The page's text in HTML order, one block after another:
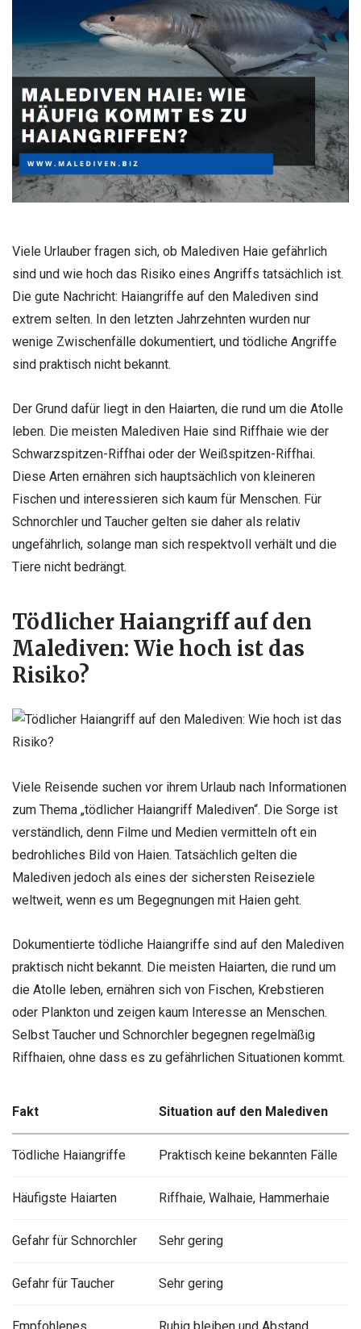
Viele Urlauber fragen sich, ob Malediven Haie gefährlich
sind und wie hoch das Risiko eines Angriffs tatsächlich ist.
Die gute Nachricht: Haiangriffe auf den Malediven sind
extrem selten. In den letzten Jahrzehnten wurden nur
wenige Zwischenfälle dokumentiert, und tödliche Angriffe
sind praktisch nicht bekannt.
Der Grund dafür liegt in den Haiarten, die rund um die Atolle
leben. Die meisten Malediven Haie sind Riffhaie wie der
Schwarzspitzen-Riffhai oder der Weißspitzen-Riffhai.
Diese Arten ernähren sich hauptsächlich von kleineren
Fischen und interessieren sich kaum für Menschen. Für
Schnorchler und Taucher gelten sie daher als relativ
ungefährlich, solange man sich respektvoll verhält und die
Tiere nicht bedrängt.
Tödlicher Haiangriff auf den
Malediven: Wie hoch ist das
Risiko?
Viele Reisende suchen vor ihrem Urlaub nach Informationen
zum Thema „tödlicher Haiangriff Malediven“. Die Sorge ist
verständlich, denn Filme und Medien vermitteln oft ein
bedrohliches Bild von Haien. Tatsächlich gelten die
Malediven jedoch als eines der sichersten Reiseziele
weltweit, wenn es um Begegnungen mit Haien geht.
Dokumentierte tödliche Haiangriffe sind auf den Malediven
praktisch nicht bekannt. Die meisten Haiarten, die rund um
die Atolle leben, ernähren sich von Fischen, Krebstieren
oder Plankton und zeigen kaum Interesse an Menschen.
Selbst Taucher und Schnorchler begegnen regelmäßig
Riffhaien, ohne dass es zu gefährlichen Situationen kommt.
Fakt Situation auf den Malediven
Tödliche Haiangriffe Praktisch keine bekannten Fälle
Häufigste Haiarten Riffhaie, Walhaie, Hammerhaie
Gefahr für Schnorchler Sehr gering
Gefahr für Taucher Sehr gering